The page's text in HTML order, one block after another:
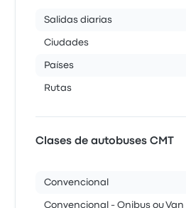
Salidas diarias
Ciudades
Países
Rutas
Clases de autobuses CMT
Convencional
Convencional - Onibus ou Van